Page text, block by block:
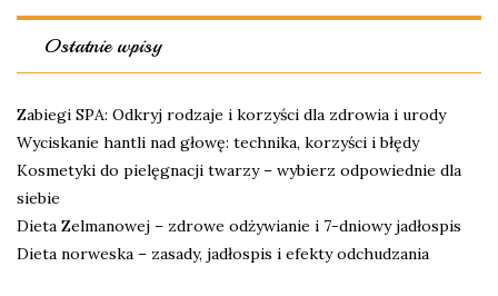
Ostatnie wpisy
Zabiegi SPA: Odkryj rodzaje i korzyści dla zdrowia i urody
Wyciskanie hantli nad głowę: technika, korzyści i błędy
Kosmetyki do pielęgnacji twarzy – wybierz odpowiednie dla
siebie
Dieta Zelmanowej – zdrowe odżywianie i 7-dniowy jadłospis
Dieta norweska – zasady, jadłospis i efekty odchudzania